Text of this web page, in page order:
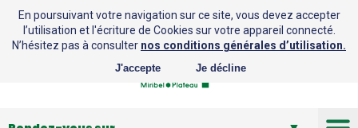
En poursuivant votre navigation sur ce site, vous devez accepter
l’utilisation et l'écriture de Cookies sur votre appareil connecté.
N’hésitez pas à consulter nos conditions générales d’utilisation.
J'accepte Je décline